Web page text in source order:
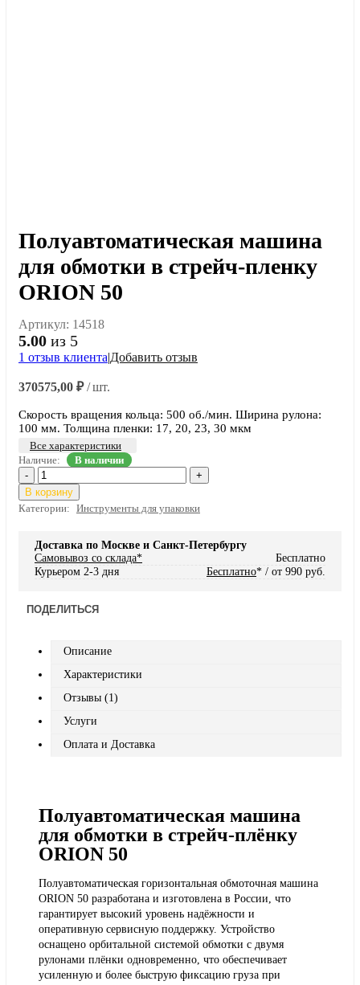
Полуавтоматическая машина
для обмотки в стрейч-пленку
ORION 50
Артикул: 14518
5.00 из 5
1 отзыв клиента|Добавить отзыв
370575,00 ₽ / шт.
Скорость вращения кольца: 500 об./мин. Ширина рулона:
100 мм. Толщина пленки: 17, 20, 23, 30 мкм
Все характеристики
Наличие:
В наличии
-
+
В корзину
Категории: Инструменты для упаковки
Доставка по Москве и Санкт-Петербургу
Самовывоз со склада*
Бесплатно
Курьером 2-3 дня
Бесплатно* / от 990 руб.
ПОДЕЛИТЬСЯ
Описание
Характеристики
Отзывы (1)
Услуги
Оплата и Доставка
Полуавтоматическая машина
для обмотки в стрейч-плёнку
ORION 50
Полуавтоматическая горизонтальная обмоточная машина
ORION 50 разработана и изготовлена в России, что
гарантирует высокий уровень надёжности и
оперативную сервисную поддержку. Устройство
оснащено орбитальной системой обмотки с двумя
рулонами плёнки одновременно, что обеспечивает
усиленную и более быструю фиксацию груза при